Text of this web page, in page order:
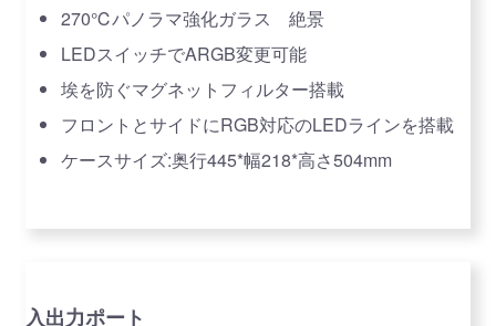
270℃パノラマ強化ガラス 絶景
LEDスイッチでARGB変更可能
埃を防ぐマグネットフィルター搭載
フロントとサイドにRGB対応のLEDラインを搭載
ケースサイズ:奥行445*幅218*高さ504mm
入出力ポート